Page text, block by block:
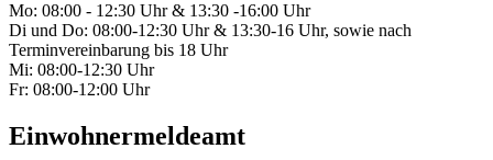
Mo: 08:00 - 12:30 Uhr & 13:30 -16:00 Uhr
Di und Do: 08:00-12:30 Uhr & 13:30-16 Uhr, sowie nach
Terminvereinbarung bis 18 Uhr
Mi: 08:00-12:30 Uhr
Fr: 08:00-12:00 Uhr
Einwohnermeldeamt